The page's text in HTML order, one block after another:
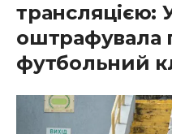
трансляцією:
оштрафувала
футбольний